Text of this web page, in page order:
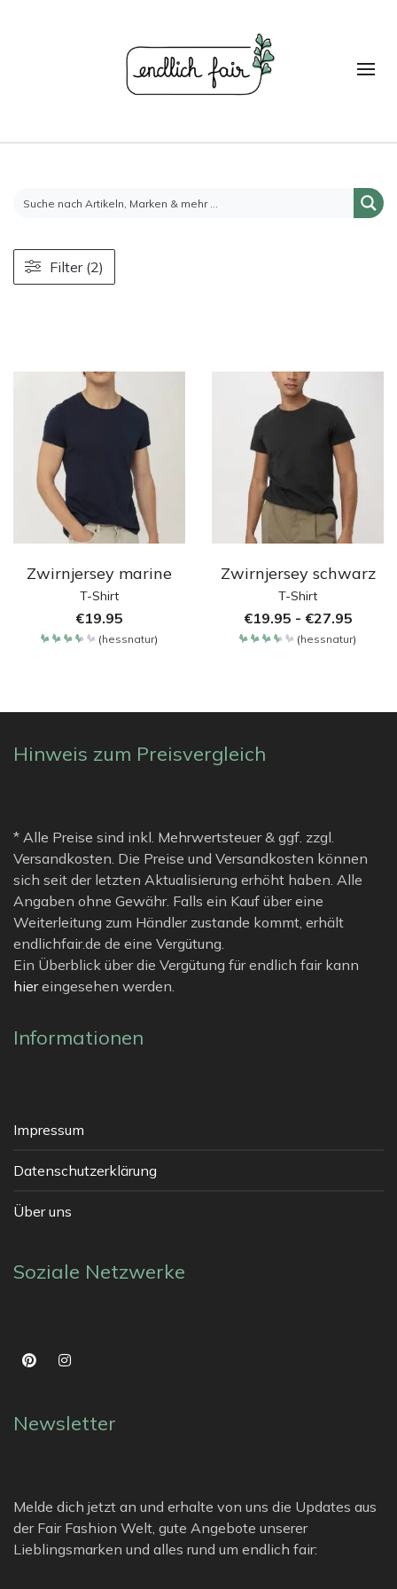
Zwirnjersey marine
T-Shirt
€19.95
(hessnatur)
Zwirnjersey schwarz
T-Shirt
€19.95 - €27.95
(hessnatur)
Filter (2)
Hinweis zum Preisvergleich
* Alle Preise sind inkl. Mehrwertsteuer & ggf. zzgl.
Versandkosten. Die Preise und Versandkosten können
sich seit der letzten Aktualisierung erhöht haben. Alle
Angaben ohne Gewähr. Falls ein Kauf über eine
Weiterleitung zum Händler zustande kommt, erhält
endlichfair.de de eine Vergütung.
Ein Überblick über die Vergütung für endlich fair kann
hiereingesehen werden.
Informationen
Impressum
Datenschutzerklärung
Über uns
Soziale Netzwerke
Newsletter
Melde dich jetzt an und erhalte von uns die Updates aus
der Fair Fashion Welt, gute Angebote unserer
Lieblingsmarken und alles rund um endlich fair: